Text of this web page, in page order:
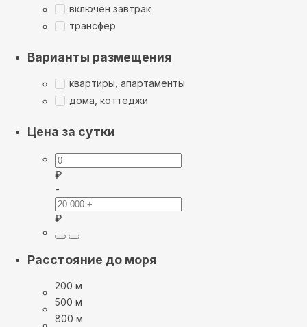
включён завтрак
трансфер
Варианты размещения
квартиры, апартаменты
дома, коттеджи
Цена за сутки
₽
-
₽
Расстояние до моря
200 м
500 м
800 м